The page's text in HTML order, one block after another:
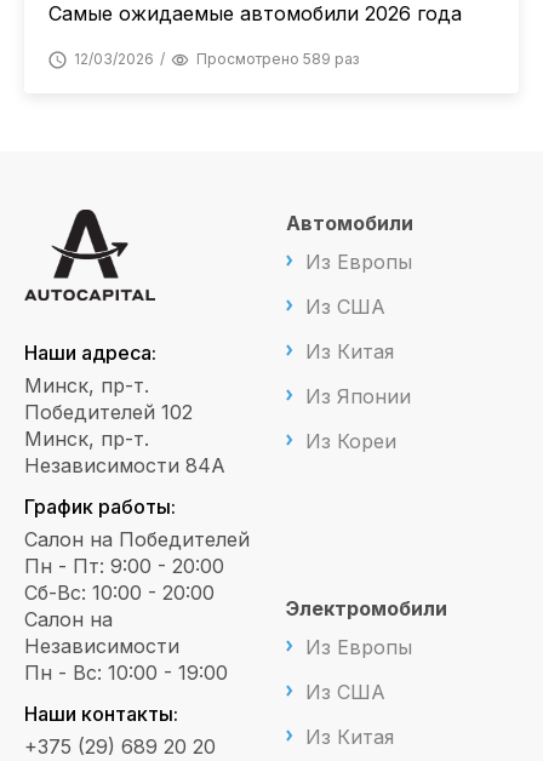
Самые ожидаемые автомобили 2026 года
12/03/2026 Просмотрено 589 раз
Наши адреса:
Минск, пр-т.
Победителей 102
Минск, пр-т.
Независимости 84А
График работы:
Салон на Победителей
Пн - Пт: 9:00 - 20:00
Сб-Вс: 10:00 - 20:00
Салон на
Независимости
Пн - Вс: 10:00 - 19:00
Наши контакты:
+375 (29) 689 20 20
Автомобили
Из Европы
Из США
Из Китая
Из Японии
Из Кореи
Электромобили
Из Европы
Из США
Из Китая